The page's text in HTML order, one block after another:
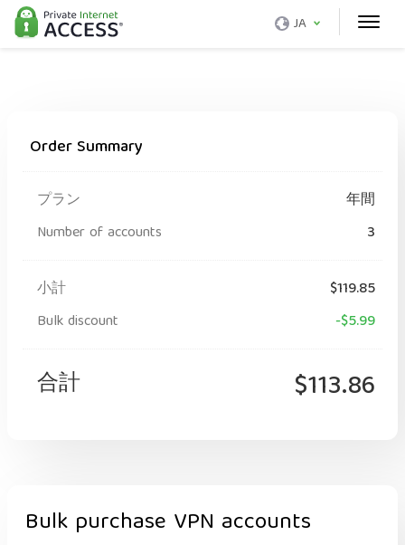
JA
Order Summary
プラン
年間
Number of accounts
3
小計
$119.85
Bulk discount
-$5.99
合計 $113.86
Bulk purchase VPN accounts